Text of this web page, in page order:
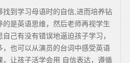
到学习母语时的自信,进而培养钻
是英语思维，然后老师再视学生
己有没有错误地逼迫孩子学习，
也可以从演员的台词中感受英语
，让孩子活学会用 自信表达，遵循